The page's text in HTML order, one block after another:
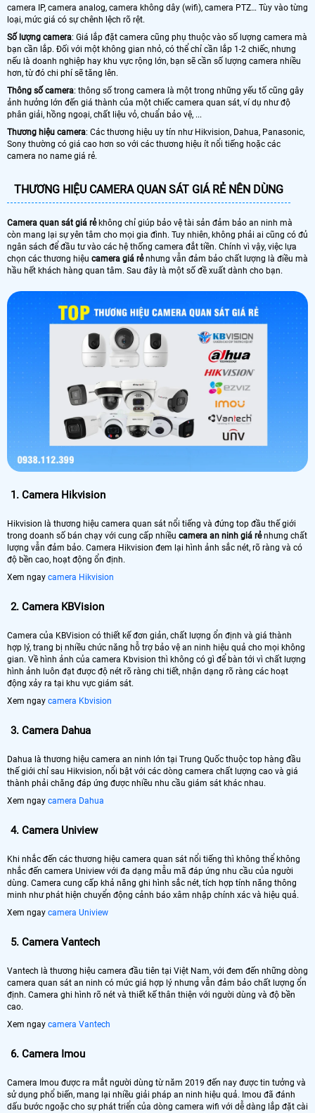
camera IP, camera analog, camera không dây (wifi), camera PTZ… Tùy vào từng
loại, mức giá có sự chênh lệch rõ rệt.
Số lượng camera: Giá lắp đặt camera cũng phụ thuộc vào số lượng camera mà
bạn cần lắp. Đối với một không gian nhỏ, có thể chỉ cần lắp 1-2 chiếc, nhưng
nếu là doanh nghiệp hay khu vực rộng lớn, bạn sẽ cần số lượng camera nhiều
hơn, từ đó chi phí sẽ tăng lên.
Thông số camera: thông số trong camera là một trong những yếu tố cũng gây
ảnh hưởng lớn đến giá thành của một chiếc camera quan sát, ví dụ như độ
phân giải, hồng ngoại, chất liệu vỏ, chuẩn bảo vệ, ...
Thương hiệu camera: Các thương hiệu uy tín như Hikvision, Dahua, Panasonic,
Sony thường có giá cao hơn so với các thương hiệu ít nổi tiếng hoặc các
camera no name giá rẻ.
THƯƠNG HIỆU CAMERA QUAN SÁT GIÁ RẺ NÊN DÙNG
Camera quan sát giá rẻkhông chỉ giúp bảo vệ tài sản đảm bảo an ninh mà
còn mang lại sự yên tâm cho mọi gia đình. Tuy nhiên, không phải ai cũng có đủ
ngân sách để đầu tư vào các hệ thống camera đắt tiền. Chính vì vậy, việc lựa
chọn các thương hiệu camera giá rẻnhưng vẫn đảm bảo chất lượng là điều mà
hầu hết khách hàng quan tâm. Sau đây là một số đề xuất dành cho bạn.
1. Camera Hikvision
Hikvision là thương hiệu camera quan sát nổi tiếng và đứng top đầu thế giới
trong doanh số bán chạy với cung cấp nhiều camera an ninh giá rẻnhưng chất
lượng vẫn đảm bảo. Camera Hikvision đem lại hình ảnh sắc nét, rõ ràng và có
độ bền cao, hoạt động ổn định.
Xem ngay camera Hikvision
2. Camera KBVision
Camera của KBVision có thiết kế đơn giản, chất lượng ổn định và giá thành
hợp lý, trang bị nhiều chức năng hỗ trợ bảo vệ an ninh hiệu quả cho mọi không
gian. Về hình ảnh của camera Kbvision thì không có gì để bàn tới vì chất lượng
hình ảnh luôn đạt được độ nét rõ ràng chi tiết, nhận dạng rõ ràng các hoạt
động xảy ra tại khu vực giám sát.
Xem ngay camera Kbvision
3. Camera Dahua
Dahua là thương hiệu camera an ninh lớn tại Trung Quốc thuộc top hàng đầu
thế giới chỉ sau Hikvision, nổi bật với các dòng camera chất lượng cao và giá
thành phải chăng đáp ứng được nhiều nhu cầu giám sát khác nhau.
Xem ngay camera Dahua
4. Camera Uniview
Khi nhắc đến các thương hiệu camera quan sát nổi tiếng thì không thể không
nhắc đến camera Uniview với đa dạng mẫu mã đáp ứng nhu cầu của người
dùng. Camera cung cấp khả năng ghi hình sắc nét, tích hợp tính năng thông
minh như phát hiện chuyển động cảnh báo xâm nhập chính xác và hiệu quả.
Xem ngay camera Uniview
5. Camera Vantech
Vantech là thương hiệu camera đầu tiên tại Việt Nam, với đem đến những dòng
camera quan sát an ninh có mức giá hợp lý nhưng vẫn đảm bảo chất lượng ổn
định. Camera ghi hình rõ nét và thiết kế thân thiện với người dùng và độ bền
cao.
Xem ngay camera Vantech
6. Camera Imou
Camera Imou được ra mắt người dùng từ năm 2019 đến nay được tin tưởng và
sử dụng phổ biến, mang lại nhiều giải pháp an ninh hiệu quả. Imou đã đánh
dấu bước ngoặc cho sự phát triển của dòng camera wifi với dễ dàng lắp đặt cài